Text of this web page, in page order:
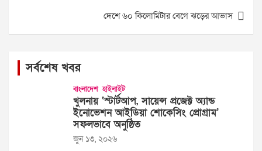
দেশে ৬০ কিলোমিটার বেগে ঝড়ের আভাস
সর্বশেষ খবর
বাংলাদেশ হাইলাইট
খুলনায় ‘স্টার্টআপ, সায়েন্স প্রজেক্ট অ্যান্ড
ইনোভেশন আইডিয়া শোকেসিং প্রোগ্রাম’
সফলভাবে অনুষ্ঠিত
জুন ১৩, ২০২৬